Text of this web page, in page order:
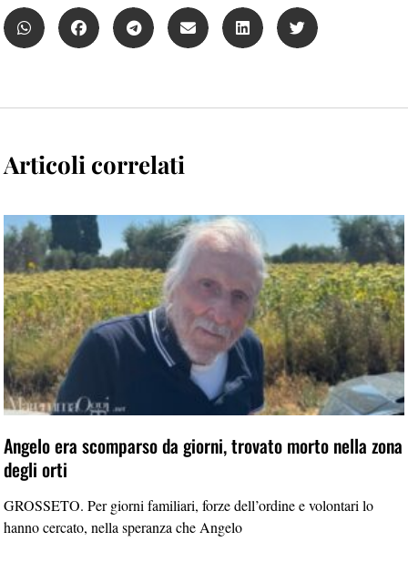
Articoli correlati
Angelo era scomparso da giorni, trovato morto nella zona
degli orti
GROSSETO. Per giorni familiari, forze dell’ordine e volontari lo
hanno cercato, nella speranza che Angelo